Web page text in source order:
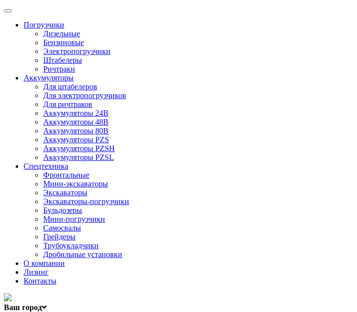
Погрузчики
Дизельные
Бензиновые
Электропогрузчики
Штабелеры
Ричтраки
Аккумуляторы
Для штабелеров
Для электропогрузчиков
Для ричтраков
Аккумуляторы 24В
Аккумуляторы 48В
Аккумуляторы 80В
Аккумуляторы PZS
Аккумуляторы PZSH
Аккумуляторы PZSL
Спецтехника
Фронтальные
Мини-экскаваторы
Экскаваторы
Экскаваторы-погрузчики
Бульдозеры
Мини-погрузчики
Самосвалы
Грейдеры
Трубоукладчики
Дробильные установки
О компании
Лизинг
Контакты
Ваш город